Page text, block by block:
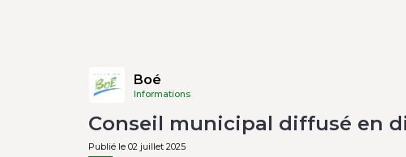
Boé
Informations
Conseil municipal diffusé en
Publié le 02 juillet 2025